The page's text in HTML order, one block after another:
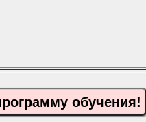
обучения!